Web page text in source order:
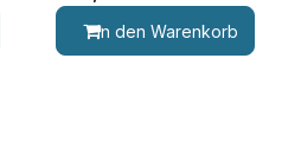
In den Warenkorb